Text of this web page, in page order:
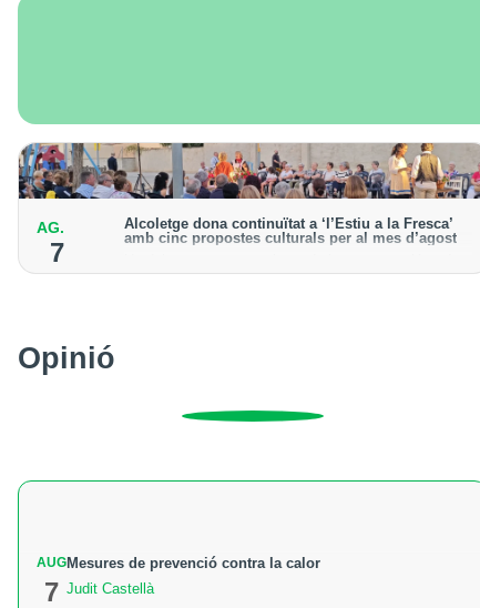
AG.
7
Alcoletge dona continuïtat a ‘l’Estiu a la Fresca’
amb cinc propostes culturals per al mes d’agost
l’astronomia amb ‘Alcoletge mira al cel’
Opinió
AUG
7
Mesures de prevenció contra la calor
Judit Castellà